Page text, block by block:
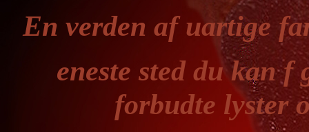
En verden af uartige
eneste sted du kan
forbudte lyster